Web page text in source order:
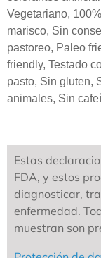
Vegetariano,
marisco, Sin
pastoreo, Paleo
friendly, Testado
pasto, Sin gluten,
animales, Sin
Estas
FDA, y estos
diagnosticar,
enfermedad.
muestran son